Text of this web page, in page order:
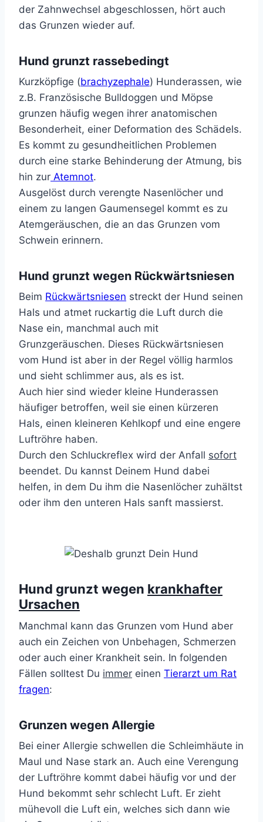
der Zahnwechsel abgeschlossen, hört auch
das Grunzen wieder auf.
Hund grunzt rassebedingt
Kurzköpfige (brachyzephale) Hunderassen, wie
z.B. Französische Bulldoggen und Möpse
grunzen häufig wegen ihrer anatomischen
Besonderheit, einer Deformation des Schädels.
Es kommt zu gesundheitlichen Problemen
durch eine starke Behinderung der Atmung, bis
hin zur Atemnot.
Ausgelöst durch verengte Nasenlöcher und
einem zu langen Gaumensegel kommt es zu
Atemgeräuschen, die an das Grunzen vom
Schwein erinnern.
Hund grunzt wegen Rückwärtsniesen
Beim Rückwärtsniesen streckt der Hund seinen
Hals und atmet ruckartig die Luft durch die
Nase ein, manchmal auch mit
Grunzgeräuschen. Dieses Rückwärtsniesen
vom Hund ist aber in der Regel völlig harmlos
und sieht schlimmer aus, als es ist.
Auch hier sind wieder kleine Hunderassen
häufiger betroffen, weil sie einen kürzeren
Hals, einen kleineren Kehlkopf und eine engere
Luftröhre haben.
Durch den Schluckreflex wird der Anfall sofort
beendet. Du kannst Deinem Hund dabei
helfen, in dem Du ihm die Nasenlöcher zuhältst
oder ihm den unteren Hals sanft massierst.
Hund grunzt wegen krankhafter
Ursachen
Manchmal kann das Grunzen vom Hund aber
auch ein Zeichen von Unbehagen, Schmerzen
oder auch einer Krankheit sein. In folgenden
Fällen solltest Du immer einen Tierarzt um Rat
fragen:
Grunzen wegen Allergie
Bei einer Allergie schwellen die Schleimhäute in
Maul und Nase stark an. Auch eine Verengung
der Luftröhre kommt dabei häufig vor und der
Hund bekommt sehr schlecht Luft. Er zieht
mühevoll die Luft ein, welches sich dann wie